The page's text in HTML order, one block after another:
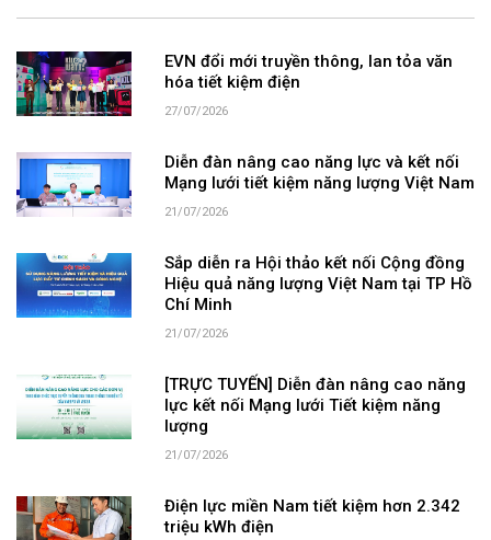
EVN đổi mới truyền thông, lan tỏa văn
hóa tiết kiệm điện
27/07/2026
Diễn đàn nâng cao năng lực và kết nối
Mạng lưới tiết kiệm năng lượng Việt Nam
21/07/2026
Sắp diễn ra Hội thảo kết nối Cộng đồng
Hiệu quả năng lượng Việt Nam tại TP Hồ
Chí Minh
21/07/2026
[TRỰC TUYẾN] Diễn đàn nâng cao năng
lực kết nối Mạng lưới Tiết kiệm năng
lượng
21/07/2026
Điện lực miền Nam tiết kiệm hơn 2.342
triệu kWh điện